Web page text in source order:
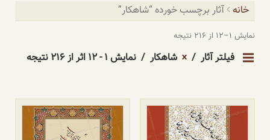
خانه آثار برچسب خورده “شاهکار”
نمایش ۱–۱۲ از ۲۱۶ نتیجه
فیلتر آثار شاهکار نمایش ۱ - ۱۲ اثر از ۲۱۶ نتیجه